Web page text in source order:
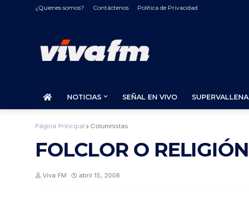
¿Quienes somos? Contáctenos Politica de Privacidad
NOTICIAS SEÑAL EN VIVO
Página Principal Columnistas
FOLCLOR O RELIGIÓN
Viva FM abril 15, 2008